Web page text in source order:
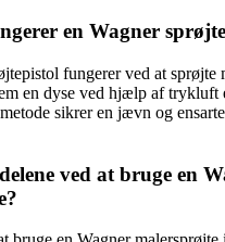
en Wagner
fungerer ved at sprøjte
en dyse ved hjælp af trykluft
sikrer en jævn og
ved at bruge en